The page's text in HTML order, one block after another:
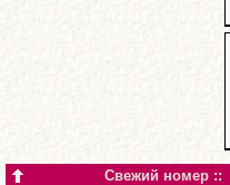
Свежий номер ::